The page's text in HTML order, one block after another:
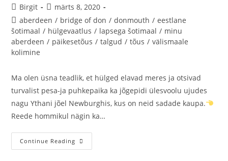
Birgit
märts 8, 2020
aberdeen / bridge of don / donmouth / eestlane
šotimaal / hülgevaatlus / lapsega šotimaal / minu
aberdeen / päikesetõus / talgud / tõus / välismaale
kolimine
Ma olen üsna teadlik, et hülged elavad meres ja otsivad
turvalist pesa-ja puhkepaika ka jõgepidi ülesvoolu ujudes
nagu Ythani jõel Newburghis, kus on neid sadade kaupa.
Reede hommikul nägin ka…
Continue Reading